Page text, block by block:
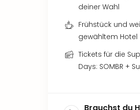
deiner Wahl
Frühstück und
gewähltem Hotel
Tickets für die
Days: SOMBR +